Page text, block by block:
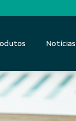
Notícias